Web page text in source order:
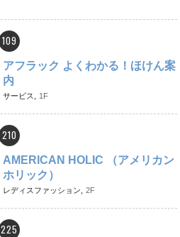
109
アフラック よくわかる！ほけん案
内
サービス, 1F
210
AMERICAN HOLIC （アメリカン
ホリック）
レディスファッション, 2F
225